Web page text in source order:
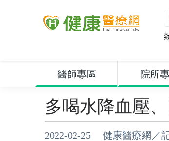
醫師專區 院所
多喝水降血壓
2022-02-25 健康醫療網／